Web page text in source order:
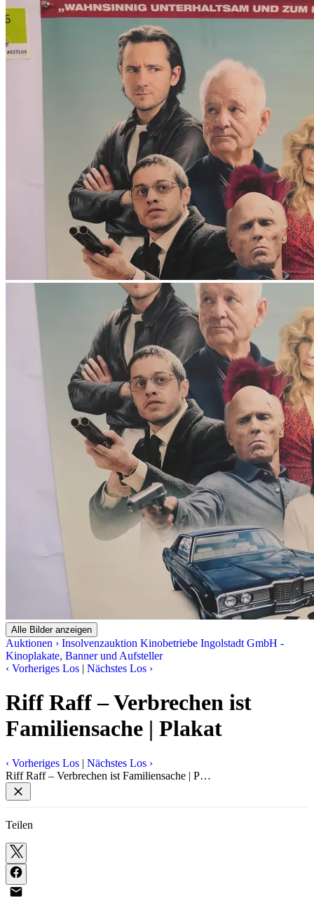
Alle Bilder anzeigen
Auktionen › Insolvenzauktion Kinobetriebe Ingolstadt GmbH -
Kinoplakate, Banner und Aufsteller
‹ Vorheriges Los | Nächstes Los ›
Riff Raff – Verbrechen ist
Familiensache | Plakat
‹ Vorheriges Los | Nächstes Los ›
Riff Raff – Verbrechen ist Familiensache | P…
Teilen